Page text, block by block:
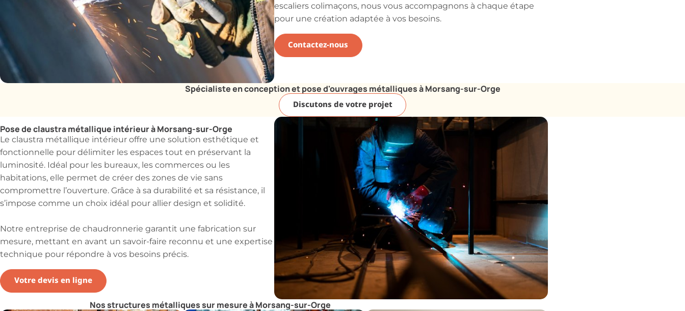
escaliers colimaçons, nous vous accompagnons à chaque étape
pour une création adaptée à vos besoins.
Contactez-nous
Spécialiste en conception et pose d'ouvrages métalliques à Morsang-sur-Orge
Discutons de votre projet
Pose de claustra métallique intérieur à Morsang-sur-Orge
Le claustra métallique intérieur offre une solution esthétique et
fonctionnelle pour délimiter les espaces tout en préservant la
luminosité. Idéal pour les bureaux, les commerces ou les
habitations, elle permet de créer des zones de vie sans
compromettre l’ouverture. Grâce à sa durabilité et sa résistance, il
s’impose comme un choix idéal pour allier design et solidité.
Notre entreprise de chaudronnerie garantit une fabrication sur
mesure, mettant en avant un savoir-faire reconnu et une expertise
technique pour répondre à vos besoins précis.
Votre devis en ligne
Nos structures métalliques sur mesure à Morsang-sur-Orge